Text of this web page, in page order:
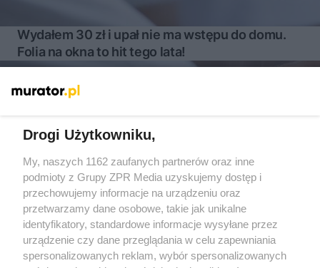
Wydałem 30 zł i upał nie ma wstępu do domu.
Folia na okna to hit tego lata!
Żaden utwór zamieszczony w serwisie nie może być powielany i
rozpowszechniany lub dalej rozpowszechniany w jakikolwiek sposób
(w tym także elektroniczny lub mechaniczny) na jakimkolwiek polu
eksploatacji w jakiejkolwiek formie, włącznie z umieszczaniem w
Internecie bez pisemnej zgody właściciela praw. Jakiekolwiek użycie
lub wykorzystanie utworów w całości lub w części z naruszeniem
prawa, tzn. bez właściwej zgody, jest zabronione pod groźbą kary i
może być ścigane prawnie.
Drogi Użytkowniku,
My, naszych 1162 zaufanych partnerów oraz inne
podmioty z Grupy ZPR Media uzyskujemy dostęp i
przechowujemy informacje na urządzeniu oraz
przetwarzamy dane osobowe, takie jak unikalne
identyfikatory, standardowe informacje wysyłane przez
urządzenie czy dane przeglądania w celu zapewniania
spersonalizowanych reklam, wybór spersonalizowanych